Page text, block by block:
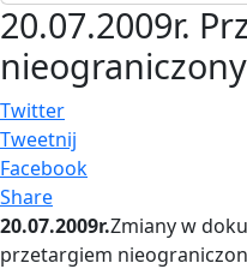
20.07.2009r.
Twitter
Tweetnij
Facebook
Share
20.07.2009r.Zmiany w
przetargiem